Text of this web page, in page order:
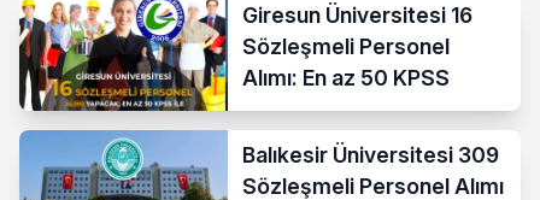
Giresun Üniversitesi 16
Sözleşmeli Personel
Alımı: En az 50 KPSS
Balıkesir Üniversitesi 309
Sözleşmeli Personel Alımı